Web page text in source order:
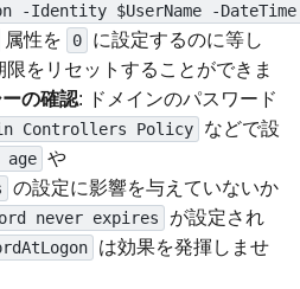
-Identity $UserName -
属性を 0
に設定するのに等し
をリセットすることができま
の確認: ドメインのパスワード
Controllers Policy
などで設
age や
の設定に影響を与えていないか
never expires
が設定され
は効果を発揮しませ